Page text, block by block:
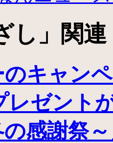
し 」関連
キャン
レゼント
感謝祭